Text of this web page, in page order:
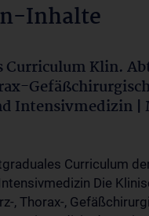
Inhalte
Curriculum Klin.
Intensivmedizin |
Curriculum
Die
, Thorax-,